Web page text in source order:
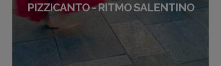
PIZZICANTO - RITMO SALENTINO